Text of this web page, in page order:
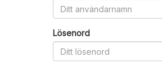
Lösenord